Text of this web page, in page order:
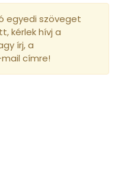
egyedi szöveget
kérlek hívj a
írj, a
címre!